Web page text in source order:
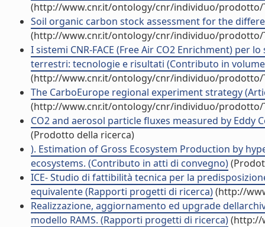
(http://www.cnr.it/ontology/cnr/individuo/prodotto/
Soil organic carbon stock assessment for the
(http://www.cnr.it/ontology/cnr/individuo/prodotto/
I sistemi CNR-FACE (Free Air CO2 Enrichment) per
terrestri: tecnologie e risultati (Contributo in
(http://www.cnr.it/ontology/cnr/individuo/prodotto/
The CarboEurope regional experiment strategy
(http://www.cnr.it/ontology/cnr/individuo/prodotto/
CO2 and aerosol particle fluxes measured by Eddy
(Prodotto della ricerca)
). Estimation of Gross Ecosystem Production by
ecosystems. (Contributo in atti di convegno)
ICE- Studio di fattibilità tecnica per la
equivalente (Rapporti progetti di ricerca)(http://
Realizzazione, aggiornamento ed upgrade
modello RAMS. (Rapporti progetti di ricerca)(http://